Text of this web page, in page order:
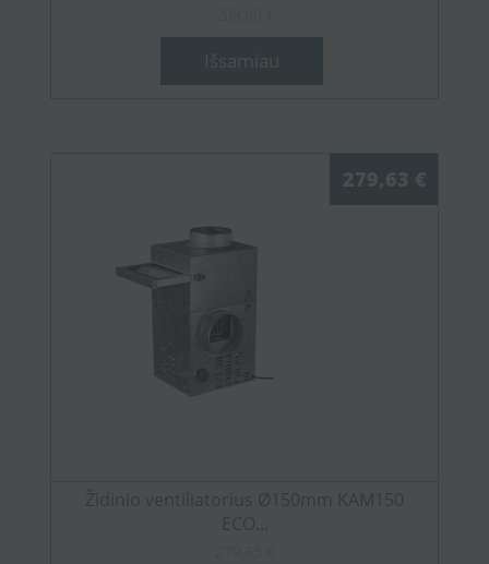
Išsamiau
279,63 €
Židinio ventiliatorius Ø150mm KAM150
ECO...